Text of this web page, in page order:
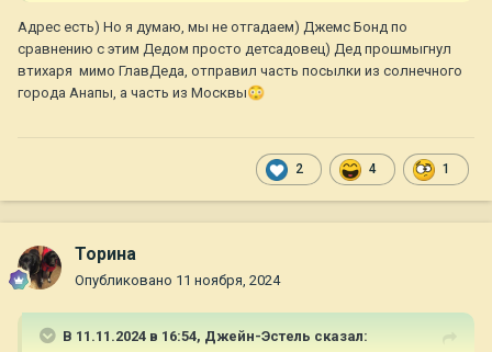
Адрес есть) Но я думаю, мы не отгадаем) Джемс Бонд по
сравнению с этим Дедом просто детсадовец) Дед прошмыгнул
втихаря мимо ГлавДеда, отправил часть посылки из солнечного
города Анапы, а часть из Москвы😳
2 4 1
Торина
Опубликовано 11 ноября, 2024
В 11.11.2024 в 16:54, Джейн-Эстель сказал: